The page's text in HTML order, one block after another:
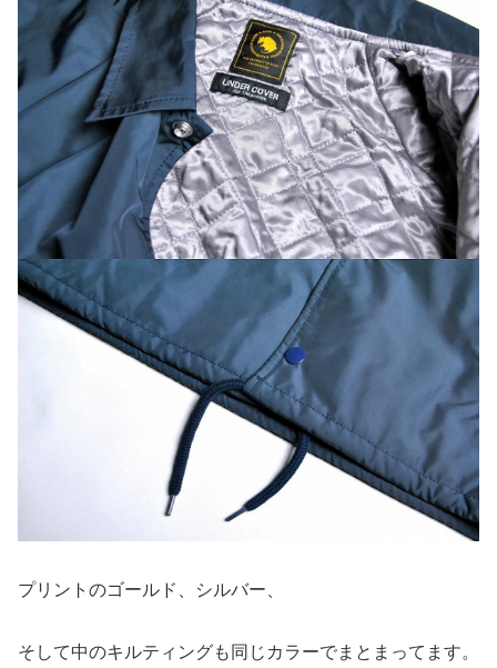
プリントのゴールド、シルバー、
そして中のキルティングも同じカラーでまとまってます。